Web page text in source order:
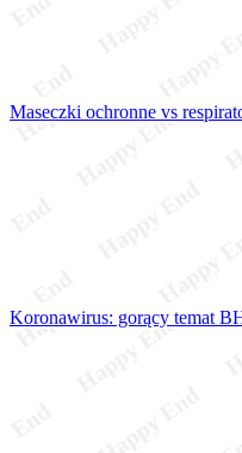
Maseczki ochronne vs
Koronawirus: gorący temat